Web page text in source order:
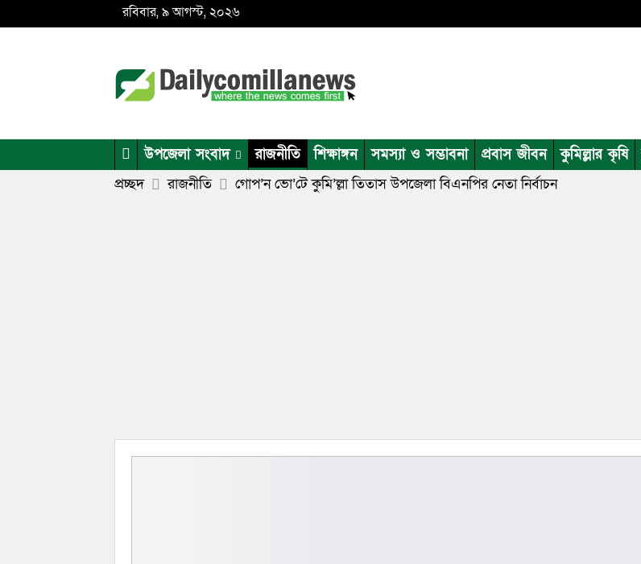
রবিবার, ৯ আগস্ট, ২০২৬
উপজেলা সংবাদ রাজনীতি শিক্ষাঙ্গন সমস্যা ও সম্ভাবনা প্রবাস জীবন কুমিল্লার কৃষি
প্রচ্ছদ
রাজনীতি গোপ’ন ভো’টে কুমি’ল্লা তিতাস উপজেলা বিএনপির নেতা নির্বাচন